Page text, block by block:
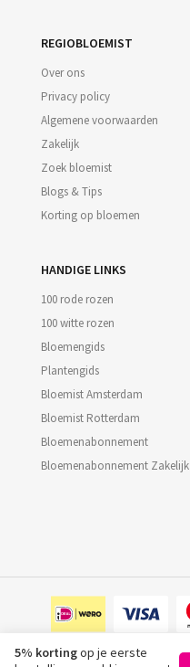
REGIOBLOEMIST
Over ons
Privacy policy
Algemene voorwaarden
Zakelijk
Zoek bloemist
Blogs & Tips
Korting op bloemen
HANDIGE LINKS
100 rode rozen
100 witte rozen
Bloemengids
Plantengids
Bloemist Amsterdam
Bloemist Rotterdam
Bloemenabonnement
Bloemenabonnement Zakelijk
5% kortingop je eerste